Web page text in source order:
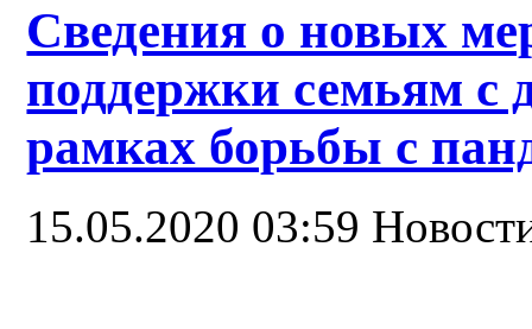
Сведения о новых
поддержки семьям с
рамках борьбы с
15.05.2020 03:59